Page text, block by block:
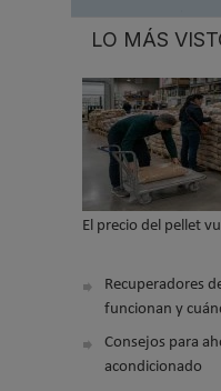
LO MÁS
El precio del pellet
Recuperadores
funcionan y
Consejos para
acondicionado